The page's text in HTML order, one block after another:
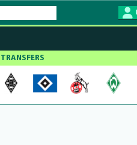
TRANSFERS